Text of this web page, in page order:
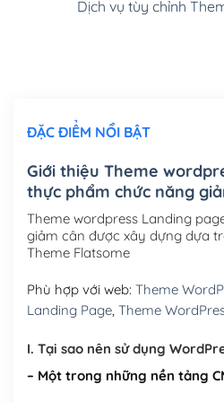
Cài đặt SMTP Mail cho
Mua thêm Host + Tên miền
Tên miền quốc tế .com .net
Tên miền Việt Nam .vn (1
Hosting 2GB SSD (1 năm)
Hosting 5GB SSD (1 năm)
Dịch vụ tùy chỉnh
ĐẶC ĐIỂM NỔI BẬT
Giới thiệu Theme
thực phẩm chức năng
Theme wordpress Landing
giảm cân được xây dựng dựa
Theme Flatsome
Phù hợp với web: Theme
Landing Page, Theme
I. Tại sao nên sử dụng
– Một trong những nền tảng